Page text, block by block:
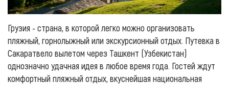
Грузия - страна, в которой легко можно организовать
пляжный, горнолыжный или экскурсионный отдых. Путевка в
Сакаратвело вылетом через Ташкент (Узбекистан)
однозначно удачная идея в любое время года. Гостей ждут
комфортный пляжный отдых, вкуснейшая национальная